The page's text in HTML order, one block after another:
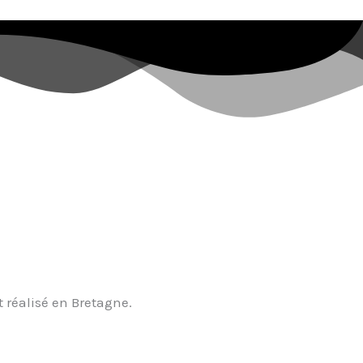
en Bretagne.